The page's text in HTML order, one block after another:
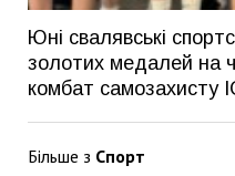
Юні свалявські
золотих медалей на
комбат самозахисту
Більше з Спорт